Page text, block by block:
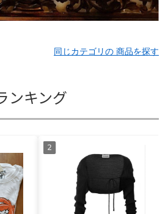
同じカテゴリの 商品を探す
ンキング